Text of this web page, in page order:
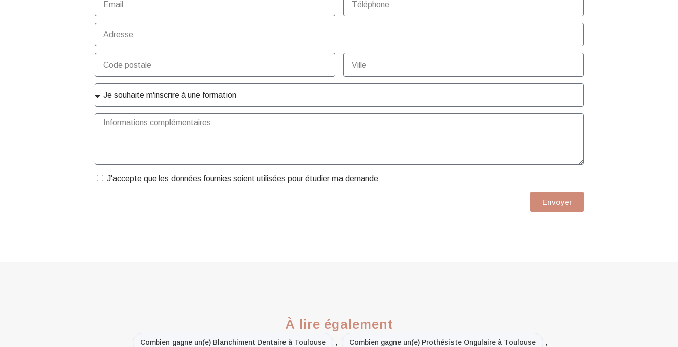
J'accepte que les données fournies soient utilisées pour étudier ma demande
Envoyer
À lire également
Combien gagne un(e) Blanchiment Dentaire à Toulouse , Combien gagne un(e) Prothésiste Ongulaire à Toulouse ,